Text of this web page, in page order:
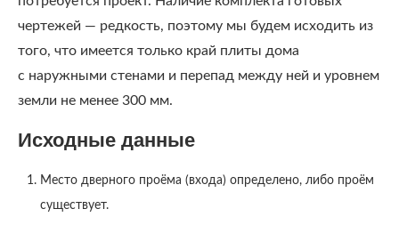
чертежей — редкость, поэтому мы будем исходить из
того, что имеется только край плиты дома
с наружными стенами и перепад между ней и уровнем
земли не менее 300 мм.
Исходные данные
Место дверного проёма (входа) определено, либо проём
существует.